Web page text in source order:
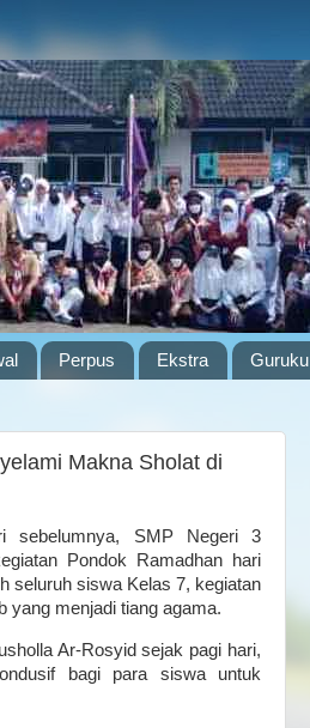
Perpus Ekstra Guruku
Makna Sholat di
sebelumnya, SMP Negeri 3
Pondok Ramadhan hari
seluruh siswa Kelas 7, kegiatan
yang menjadi tiang agama.
Ar-Rosyid sejak pagi hari,
bagi para siswa untuk